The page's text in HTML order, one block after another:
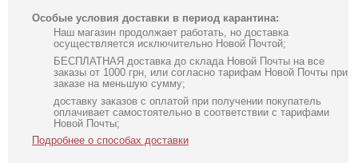
Особые условия доставки в период карантина:
Наш магазин продолжает работать, но доставка
осуществляется исключительно Новой Почтой;
БЕСПЛАТНАЯ доставка до склада Новой Почты на все
заказы от 1000 грн, или согласно тарифам Новой Почты при
заказе на меньшую сумму;
доставку заказов с оплатой при получении покупатель
оплачивает самостоятельно в соответствии с тарифами
Новой Почты;
Подробнее о способах доставки